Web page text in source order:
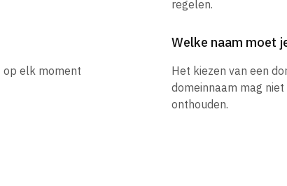
regelen.
op elk moment
Welke naam moet
Het kiezen van een
domeinnaam mag
onthouden.